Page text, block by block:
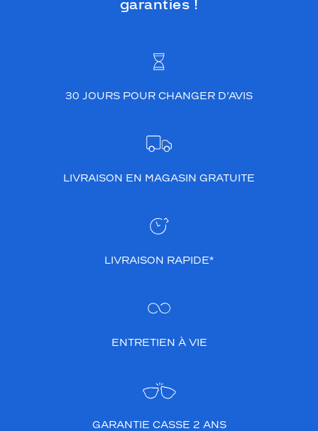
garanties !
30 JOURS POUR CHANGER D’AVIS
LIVRAISON EN MAGASIN GRATUITE
LIVRAISON RAPIDE*
ENTRETIEN À VIE
GARANTIE CASSE 2 ANS